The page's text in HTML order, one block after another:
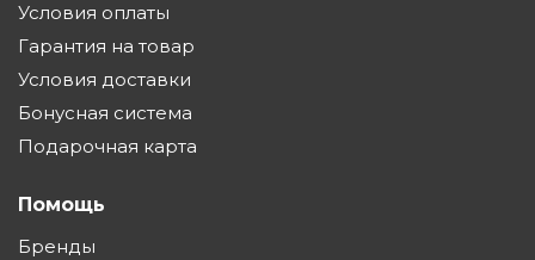
Условия оплаты
Гарантия на товар
Условия доставки
Бонусная система
Подарочная карта
Помощь
Бренды